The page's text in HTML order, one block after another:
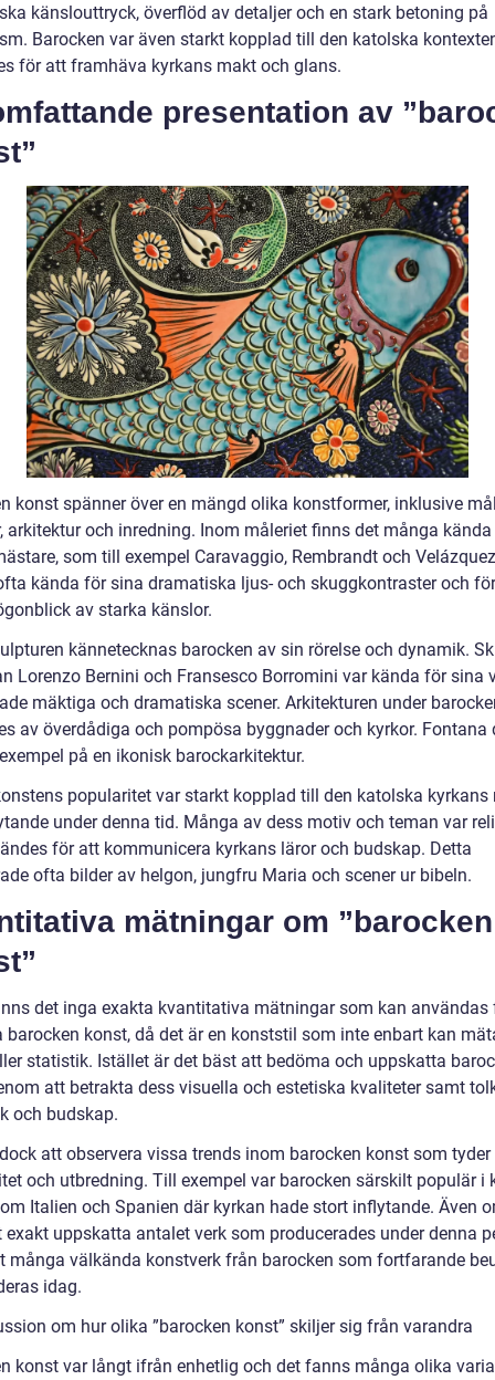
känslouttryck, överflöd av detaljer och en stark betoning på
Barocken var även starkt kopplad till den katolska
för att framhäva kyrkans makt och glans.
presentation av
konst spänner över en mängd olika konstformer, inklusive
arkitektur och inredning. Inom måleriet finns det många kända
som till exempel Caravaggio, Rembrandt och
kända för sina dramatiska ljus- och skuggkontraster och
av starka känslor.
kännetecknas barocken av sin rörelse och dynamik.
Lorenzo Bernini och Fransesco Borromini var kända för sina
mäktiga och dramatiska scener. Arkitekturen under
av överdådiga och pompösa byggnader och kyrkor. Fontana
på en ikonisk barockarkitektur.
popularitet var starkt kopplad till den katolska kyrkans
under denna tid. Många av dess motiv och teman var
för att kommunicera kyrkans läror och budskap. Detta
ofta bilder av helgon, jungfru Maria och scener ur bibeln.
mätningar om ”barocken
det inga exakta kvantitativa mätningar som kan användas
barocken konst, då det är en konststil som inte enbart kan
statistik. Istället är det bäst att bedöma och uppskatta
att betrakta dess visuella och estetiska kvaliteter samt
och budskap.
att observera vissa trends inom barocken konst som tyder
och utbredning. Till exempel var barocken särskilt populär i
Italien och Spanien där kyrkan hade stort inflytande. Även
exakt uppskatta antalet verk som producerades under denna
många välkända konstverk från barocken som fortfarande
idag.
om hur olika ”barocken konst” skiljer sig från varandra
konst var långt ifrån enhetlig och det fanns många olika